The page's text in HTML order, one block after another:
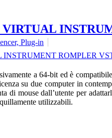
VIRTUAL
Plug-in
a 64-bit ed è
su due computer in
di mouse dall’utente per
utilizzabili.